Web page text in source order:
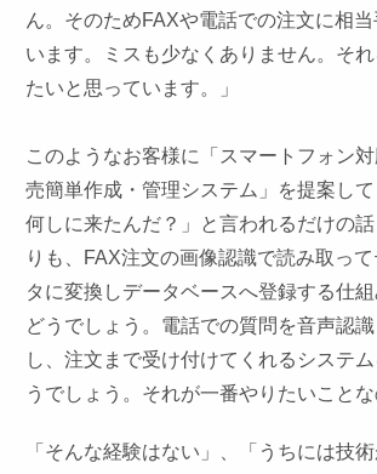
ん。そのためFAXや電話での注文に相
います。ミスも少なくありません。そ
たいと思っています。」
このようなお客様に「スマートフォン
売簡単作成・管理システム」を提案して
何しに来たんだ？」と言われるだけの
りも、FAX注文の画像認識で読み取っ
タに変換しデータベースへ登録する仕
どうでしょう。電話での質問を音声認
し、注文まで受け付けてくれるシステ
うでしょう。それが一番やりたいことな
「そんな経験はない」、「うちには技